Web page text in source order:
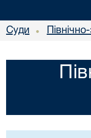
Суди •